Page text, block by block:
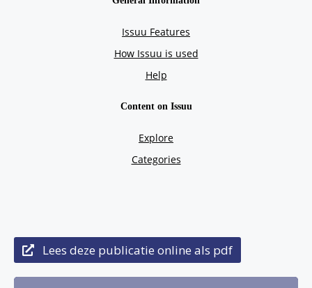
Lees deze publicatie online als pdf